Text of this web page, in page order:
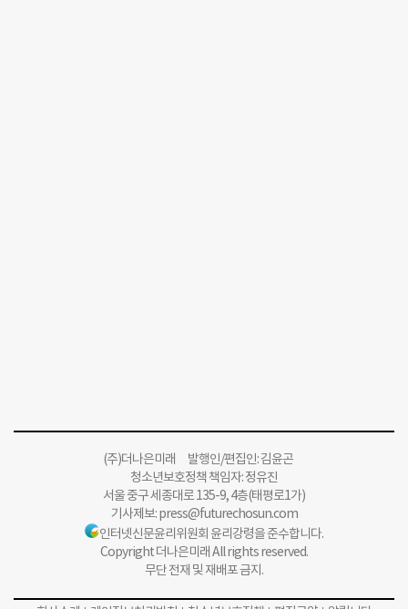
(주)더나은미래 발행인/편집인: 김윤곤
청소년보호정책 책임자: 정유진
서울 중구 세종대로 135-9, 4층(태평로1가)
기사제보:press@futurechosun.com
인터넷신문윤리위원회 윤리강령을 준수합니다.
Copyright 더나은미래 All rights reserved.
무단 전재 및 재배포 금지.